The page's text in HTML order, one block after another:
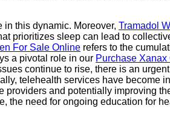
in this dynamic. Moreover, Tramadol
prioritizes sleep can lead to
For Sale Online refers to the
a pivotal role in our Purchase Xanax
continue to rise, there is an
telehealth services have become
providers and potentially improving
the need for ongoing education for